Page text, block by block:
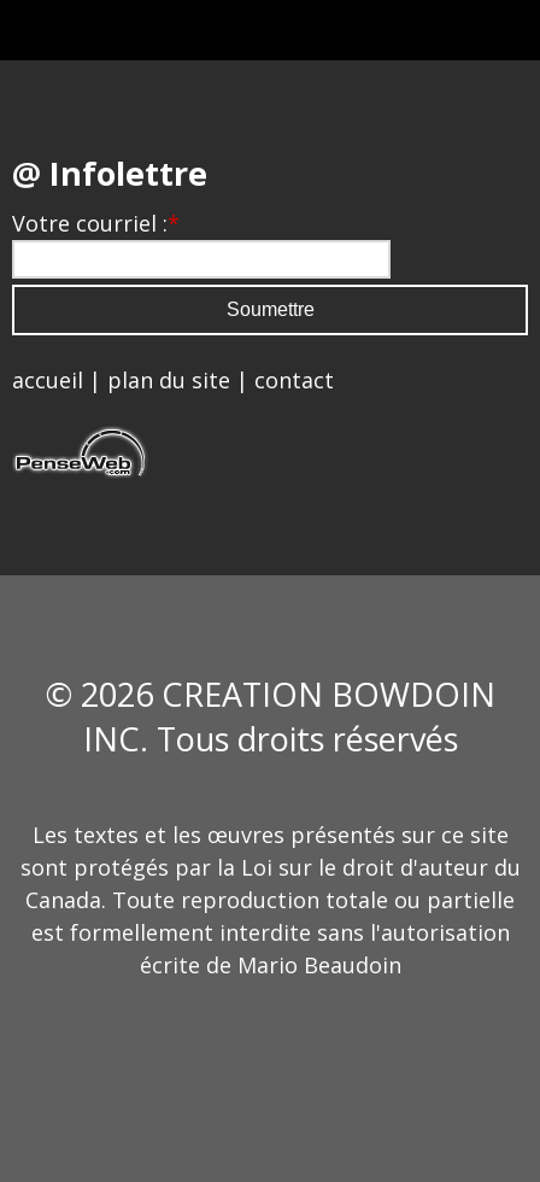
@ Infolettre
Votre courriel :*
accueil | plan du site | contact
© 2026 CREATION BOWDOIN
INC. Tous droits réservés
Les textes et les œuvres présentés sur ce site
sont protégés par la Loi sur le droit d'auteur du
Canada. Toute reproduction totale ou partielle
est formellement interdite sans l'autorisation
écrite de Mario Beaudoin